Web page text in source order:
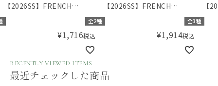
【2026SS】FRENCH
Aming（フレンチアミン
全2種
¥1,716税込
【2026SS】FRENCH
Aming（フレンチアミン
全3種
¥1,914税込
【
RECENTLY VIEWED ITEMS
最近チェックした商品